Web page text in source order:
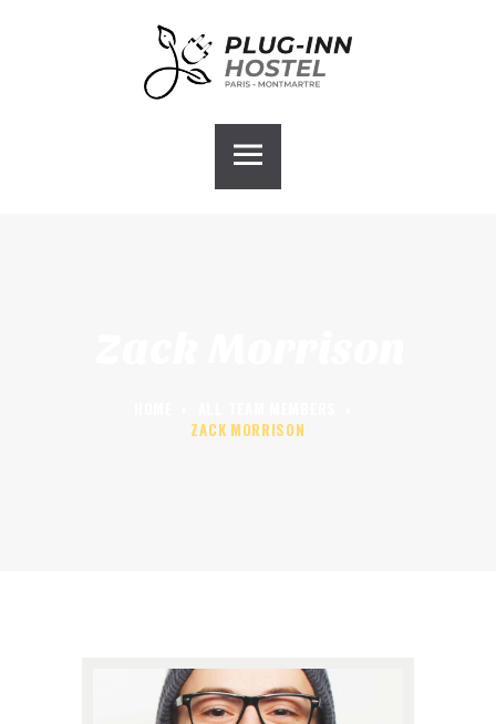
ZACK MORRISON
PLUG-INN HOSTEL
CHAMBRES
GALERIE
BLOG